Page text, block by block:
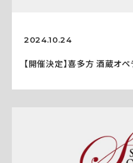
2024.10.24
【開催決定】喜多方 酒蔵オペ